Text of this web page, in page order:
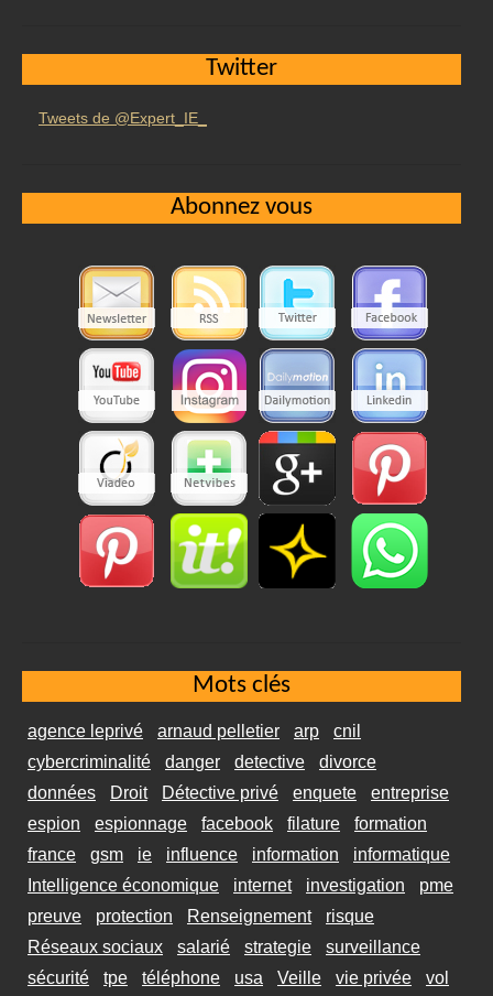
Twitter
Tweets de @Expert_IE_
Abonnez vous
Mots clés
agence leprivé arnaud pelletier arp
cnil
cybercriminalité
danger detective
divorce
données
Droit Détective privé enquete
entreprise
espion
espionnage facebook filature
formation
france
gsm ie influence information
informatique
Intelligence économique
internet investigation
pme
preuve
protection Renseignement
risque
Réseaux sociaux
salarié strategie
surveillance
sécurité
tpe téléphone usa Veille vie privée vol